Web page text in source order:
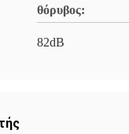
θόρυβος:
82dB